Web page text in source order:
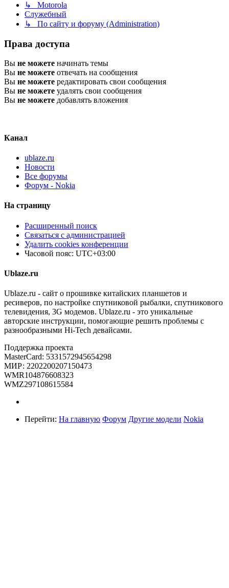
↳ Motorola
Служебный
↳ По сайту и форуму (Administration)
Права доступа
Вы не можете начинать темы
Вы не можете отвечать на сообщения
Вы не можете редактировать свои сообщения
Вы не можете удалять свои сообщения
Вы не можете добавлять вложения
Канал
ublaze.ru
Новости
Все форумы
Форум - Nokia
На страницу
Расширенный поиск
Связаться с администрацией
Удалить cookies конференции
Часовой пояс: UTC+03:00
Ublaze.ru
Ublaze.ru - сайт о прошивке китайских планшетов и
ресиверов, по настройке спутниковой рыбалки, спутникового
телевидения, 3G модемов. Ublaze.ru - это уникальные
авторские инструкции, помогающие решить проблемы с
разнообразными Hi-Tech девайсами.
Поддержка проекта
MasterCard: 5331572945654298
МИР: 2202200207150473
WMR104876608323
WMZ297108615584
Перейти: На главную Форум Другие модели Nokia